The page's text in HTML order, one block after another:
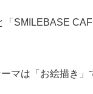
「SMILEBASE
マは「お絵描き